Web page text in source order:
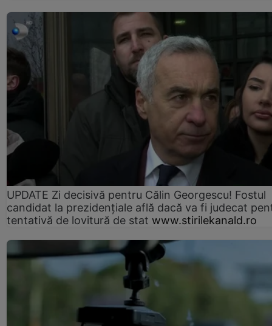
UPDATE Zi decisivă pentru Călin Georgescu! Fostul
candidat la prezidențiale află dacă va fi judecat
tentativă de lovitură de stat www.stirilekanald.ro